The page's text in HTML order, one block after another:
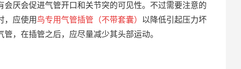
会厌会促进气管开口和关节突的可见性。不过需要注意的
，应使用鸟专用气管插管（不带套囊） 以降低引起压力坏
，在插管之后，应尽量减少其头部运动。